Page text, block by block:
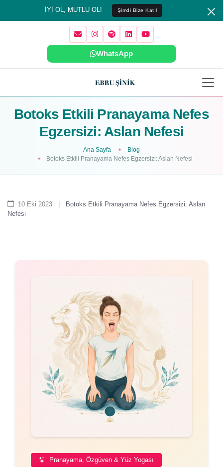
İYİ OL, MUTLU OL! Şimdi Bize Katıl
WhatsApp
Botoks Etkili Pranayama Nefes
Egzersizi: Aslan Nefesi
Ana Sayfa
Blog
Botoks Etkili Pranayama Nefes Egzersizi: Aslan Nefesi
10 Eki 2023
Botoks Etkili Pranayama Nefes Egzersizi: Aslan
Nefesi
Pranayama, Özgüven & Yüz Yogası